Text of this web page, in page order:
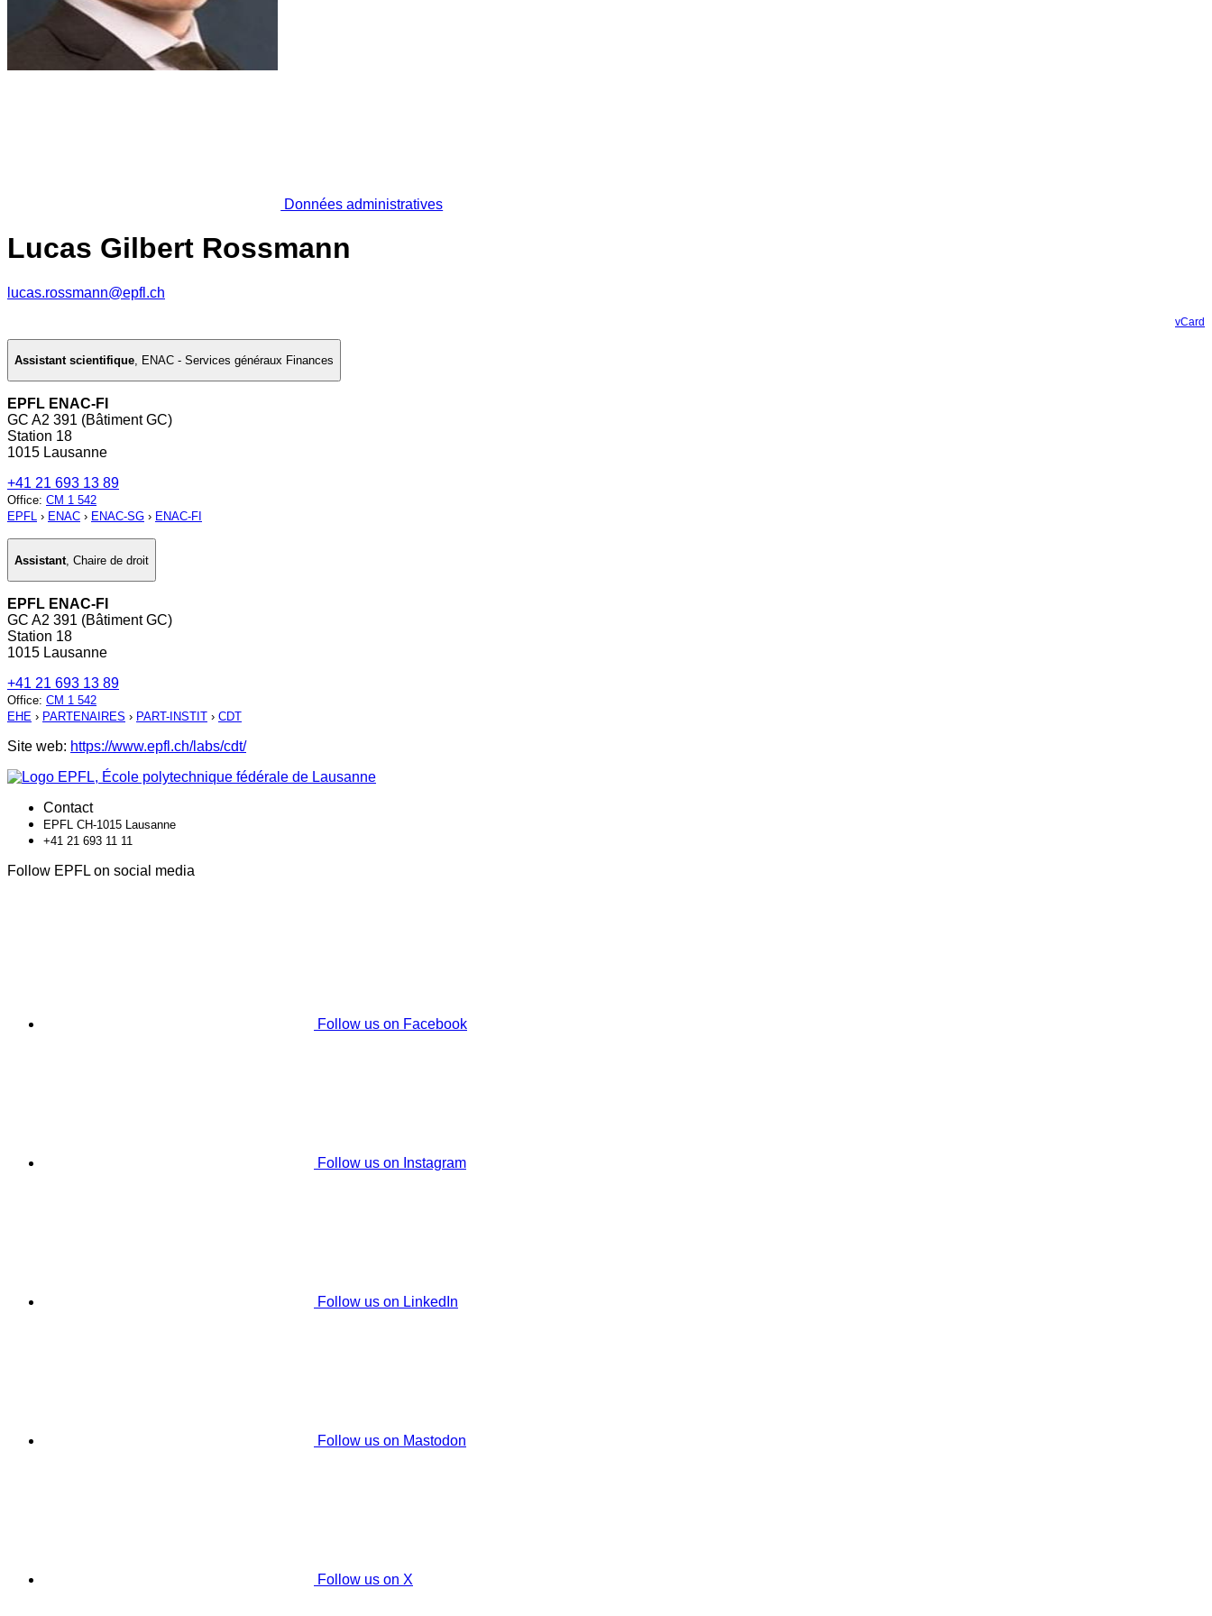
Données administratives
Lucas Gilbert Rossmann
lucas.rossmann@epfl.ch
vCard
Assistant scientifique, ENAC - Services généraux Finances
EPFL ENAC-FI
GC A2 391 (Bâtiment GC)
Station 18
1015 Lausanne
+41 21 693 13 89
Office: CM 1 542
EPFL › ENAC › ENAC-SG › ENAC-FI
Assistant Chaire de droit
EPFL ENAC-FI
GC A2 391 (Bâtiment GC)
Station 18
1015 Lausanne
+41 21 693 13 89
Office: CM 1 542
EHE › PARTENAIRES › PART-INSTIT › CDT
Site web: https://www.epfl.ch/labs/cdt/
Contact
EPFL CH-1015 Lausanne
+41 21 693 11 11
Follow EPFL on social media
Follow us on Facebook
Follow us on Instagram
Follow us on LinkedIn
Follow us on Mastodon
Follow us on X